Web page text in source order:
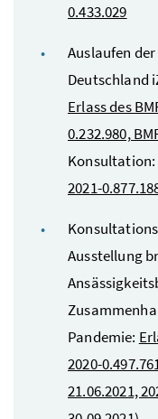
0.433.029
Auslaufen
Deutschland
Erlass des
0.232.980,
Konsultation:
2021-
Ausstellung
Pandemie:
2020-
21.06.2021,